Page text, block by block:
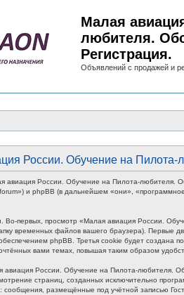
Малая
любителя.
Регистрация.
Объявлений с продажей и
России. Обучение на Пилота-
авиация России. Обучение на Пилота-
и phpBB (в дальнейшем «они»,
первых, просмотр «Малая авиация России.
временных файлов вашего браузера). Первые
phpBB. Третья cookie будет
вами темах, повышая таким образом
России. Обучение на Пилота-любителя.
страниц, созданных исключительно
размещённые под учётной записью